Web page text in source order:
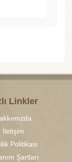
Linkler
İletişim
Politikası
Şartları